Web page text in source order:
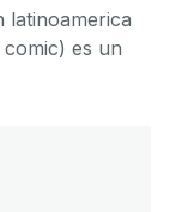
latinoamerica
es un